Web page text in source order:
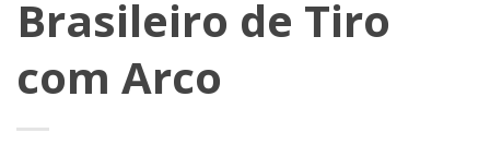
Brasileiro de Tiro
com Arco